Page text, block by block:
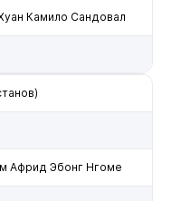
Камило Сандовал
Африд Эбонг Нгоме